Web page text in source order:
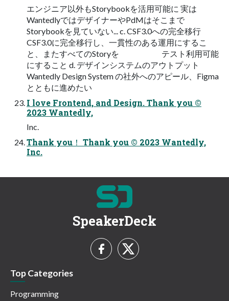
エンジニア以外もStorybookを活用可能に 実は
WantedlyではデザイナーやPdMはそこまで
Storybookを見ていない... c. CSF3.0への完全移行
CSF3.0に完全移行し、一貫性のある運用にするこ
と、またすべてのStoryを テスト利用可能
にすること d. デザインシステムのアウトプット
Wantedly Design System の社外へのアピール、Figma
とともに進めたい
I love Frontend, and Design. Thank you ©
2023 Wantedly,
Inc.
Thank you！ Thank you © 2023 Wantedly,
Inc.
SpeakerDeck
Top Categories
Programming